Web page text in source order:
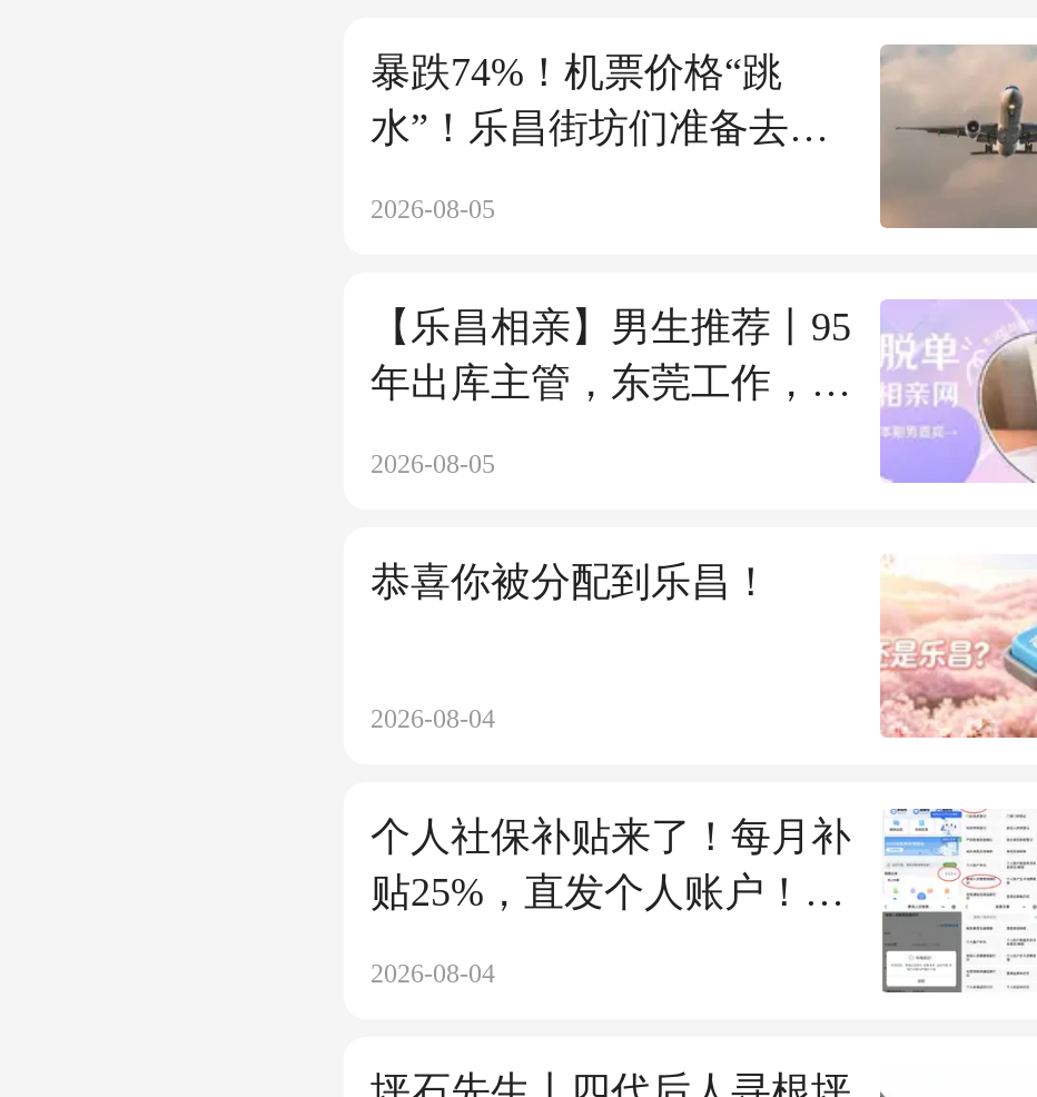
暴跌74%！机票价格“跳
水”！乐昌街坊们准备去哪
2026-08-05
【乐昌相亲】男生推荐丨95
年出库主管，东莞工作，有
2026-08-05
恭喜你被分配到乐昌！
2026-08-04
个人社保补贴来了！每月补
贴25%，直发个人账户！乐
2026-08-04